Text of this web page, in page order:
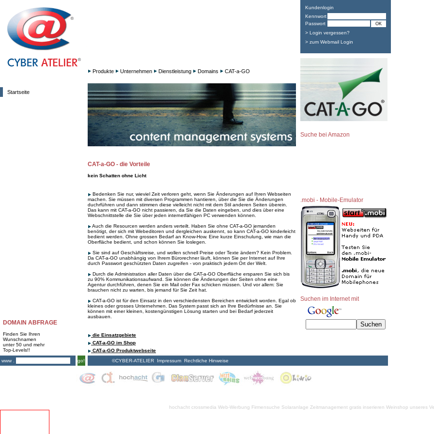
Startseite
DOMAIN ABFRAGE
Finden Sie Ihren
Wunschnamen
unter 50 und mehr
Top-Levels!!
www .
go!
Produkte Unternehmen Dienstleistung Domains CAT-a-GO
CAT-a-GO - die Vorteile
kein Schatten ohne Licht
Bedenken Sie nur, wieviel Zeit verloren geht, wenn Sie Änderungen auf Ihren Webseiten
machen. Sie müssen mit diversen Programmen hantieren, über die Sie die Änderungen
duchrführen und dann stimmen diese vielleicht nicht mit dem Stil anderen Seiten überein.
Das kann mit CAT-a-GO nicht passieren, da Sie die Daten eingeben, und dies über eine
Webschnittstelle die Sie über jeden internetfähigen PC verwenden können.
Auch die Resourcen werden anders verteilt. Haben Sie ohne CAT-a-GO jemanden
benötigt, der sich mit Webeditoren und dergleichen auskennt, so kann CAT-a-GO kinderleicht
bedient werden. Ohne grossen Bedarf an Know-How. Eine kurze Einschulung, wie man die
Oberfläche bedient, und schon können Sie loslegen.
Sie sind auf Geschäftsreise, und wollen schnell Preise oder Texte ändern? Kein Problem.
Da CAT-a-GO unabhängig von Ihrem Bürorechner läuft, können Sie per Internet auf Ihre
durch Passwort geschützten Daten zugreifen - von praktisch jedem Ort der Welt.
Durch die Administration aller Daten über die CAT-a-GO Oberfläche ersparen Sie sich bis
zu 90% Kommunikationsaufwand. Sie können die Änderungen der Seiten ohne eine
Agentur durchführen, denen Sie ein Mail oder Fax schicken müssen. Und vor allem: Sie
brauchen nicht zu warten, bis jemand für Sie Zeit hat.
CAT-a-GO ist für den Einsatz in den verschiedensten Bereichen entwickelt worden. Egal ob
kleines oder grosses Unternehmen. Das System passt sich an Ihre Bedürfnisse an. Sie
können mit einer kleinen, kostengünstigen Lösung starten und bei Bedarf jederzeit
ausbauen.
die Einsatzgebiete
CAT-a-GO im Shop
CAT-a-GO Produktwebseite
©CYBER-ATELIER
Impressum Rechtliche Hinweise
Kundenlogin
Kennwort
Passwort
> Login vergessen?
> zum Webmail Login
Suche bei Amazon
.mobi - Mobile-Emulator
Suchen im Internet mit
hochacht crossmedia Web-Werbung Firmensuche Solaranlage Zeitmanagement gratis inserieren Weinshop unseres